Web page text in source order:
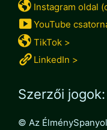
Instagram oldal
YouTube
TikTok >
LinkedIn >
Szerzői jogok:
© Az